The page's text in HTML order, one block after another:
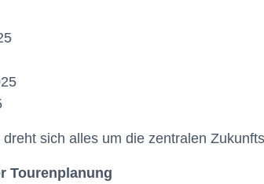
sich alles um die zentralen
Tourenplanung